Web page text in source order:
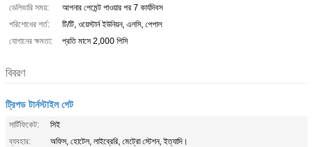
ডেলিভারি সময়:
আপনার পেমেন্ট পাওয়ার পর 7 কার্যদিবস
পরিশোধের শর্ত:
টি/টি, ওয়েস্টার্ন ইউনিয়ন, এলসি, পেপাল
যোগানের ক্ষমতা:
প্রতি মাসে 2,000 পিসি
বিবরণ
ট্রিপড টার্নস্টাইল গেট
সার্টিফিকেট:
সিই
ব্যবহার:
অফিস, হোটেল, লাইব্রেরি, মেট্রো স্টেশন, ইত্যাদি।